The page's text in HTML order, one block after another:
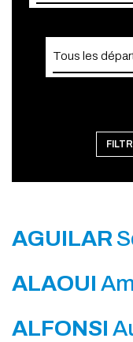
AGUILAR
ALAOUI
ALFONSI